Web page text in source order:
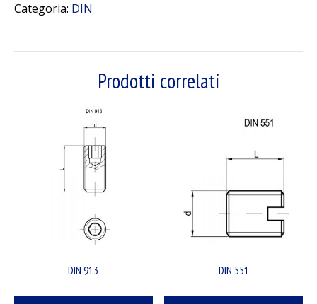
Categoria: DIN
Prodotti correlati
DIN 913 DIN 551